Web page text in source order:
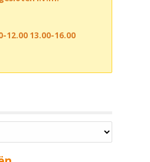
12.00 13.00-16.00